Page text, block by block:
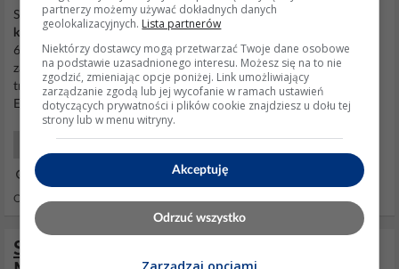
Sprawdź w VAG-COM/VCDS wmodule46-Central Conv., czy w
kodowaniu
(Soft. Coding) funkcja komfortu jest aktywna. Dla Ibizy
6L standardowekodowanieto zazwyczaj 00064 lub 00256 (w
zależności od wyposażenia). W niektórych wersjach modułu
trzeba sprawdzić, czy w kanale adaptacji (nie w samej pamięci
EEPROM) funkcja domykania pilotem nie jest odcięta. Wejdź...
24 Mar 2026 19:12
Odpowiedzi: 5 Wyświetleń: 417
Skoda Octavia III - Długie Kodowanie
partnerzy możemy używać dokładnych danych
geolokalizacyjnych. Lista partnerów
Niektórzy dostawcy mogą przetwarzać Twoje dane osobowe
na podstawie uzasadnionego interesu. Możesz się na to nie
zgodzić, zmieniając opcje poniżej. Link umożliwiający
zarządzanie zgodą lub jej wycofanie w ramach ustawień
dotyczących prywatności i plików cookie znajdziesz u dołu tej
strony lub w menu witryny.
Akceptuję
Odrzuć wszystko